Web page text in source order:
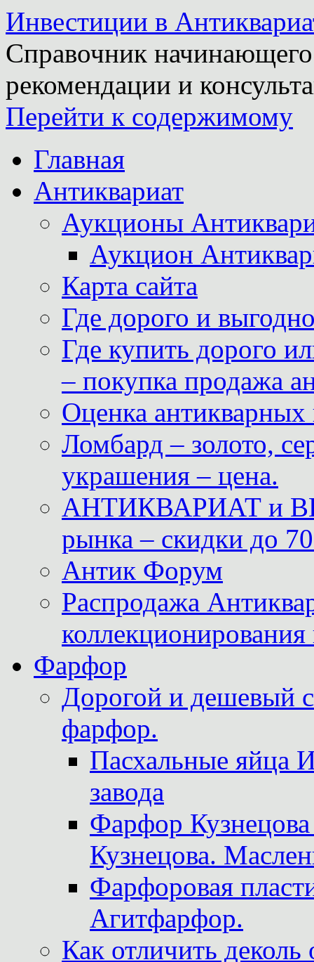
Инвестиции в
Справочник
рекомендации и
Перейти к содержимому
Главная
Антиквариат
Аукционы
Аукцион
Карта сайта
Где дорого и
Где купить дорого
– покупка продажа
Оценка антикварных
Ломбард – золото,
украшения – цена.
АНТИКВАРИАТ и
рынка – скидки до
Антик Форум
Распродажа
Фарфор
Дорогой и дешевый
фарфор.
Пасхальные яйца
завода
Фарфор
Кузнецова.
Фарфоровая
Агитфарфор.
Как отличить